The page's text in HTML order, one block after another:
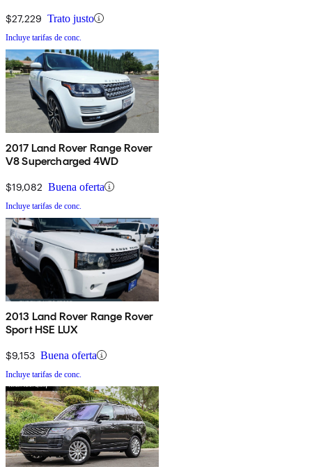
$27,229 Trato justo
Incluye tarifas de conc.
2017 Land Rover Range Rover
V8 Supercharged 4WD
$19,082 Buena oferta
Incluye tarifas de conc.
2013 Land Rover Range Rover
Sport HSE LUX
$9,153 Buena oferta
Incluye tarifas de conc.